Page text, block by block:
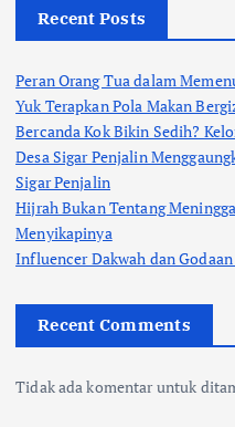
Recent Posts
Peran Orang Tua dalam
Yuk Terapkan Pola Makan
Bercanda Kok Bikin Sedih?
Desa Sigar Penjalin
Sigar Penjalin
Hijrah Bukan Tentang
Menyikapinya
Influencer Dakwah dan
Recent Comments
Tidak ada komentar untuk